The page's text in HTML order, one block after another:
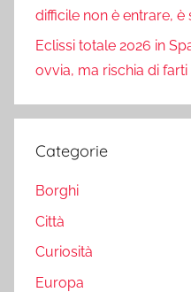
difficile non è entrare, è
Eclissi totale 2026 in
ovvia, ma rischia di
Categorie
Borghi
Città
Curiosità
Europa